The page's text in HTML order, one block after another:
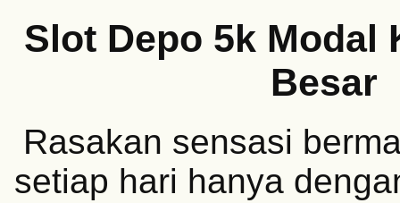
Slot Depo 5k Modal
Besar
Rasakan sensasi
setiap hari hanya